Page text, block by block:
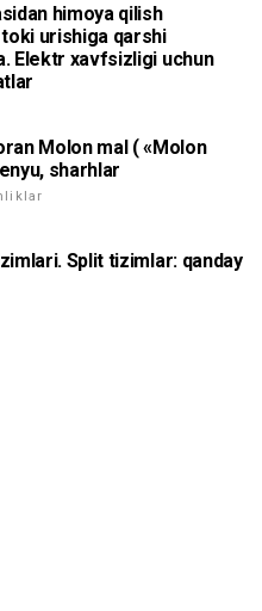
himoya qilish
urishiga qarshi
Elektr xavfsizligi uchun
Molon mal ( «Molon
sharhlar
Split tizimlar: qanday